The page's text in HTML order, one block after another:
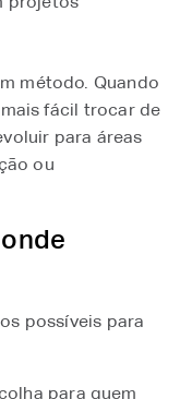
método. Quando
fácil trocar de
para áreas
ou
possíveis para
para quem